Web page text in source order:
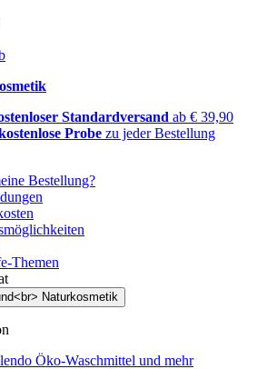
Standardversand ab € 39,90
Probe zu jeder Bestellung
Bestellung?
Themen
Öko-Waschmittel und mehr